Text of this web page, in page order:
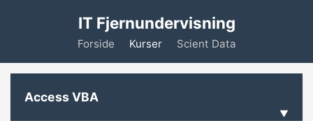
IT Fjernundervisning
Forside Kurser Scient Data
Access VBA